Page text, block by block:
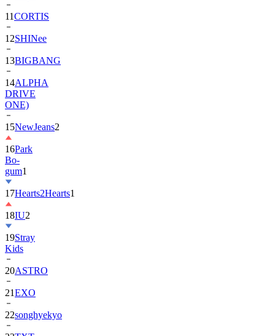
12SHINee
13BIGBANG
14ALPHA
DRIVE
ONE)
15NewJeans
16Park
Bo-
gum1
17Hearts2Hearts
18IU2
19Stray
Kids
20ASTRO
21EXO
22songhyekyo
23TXT